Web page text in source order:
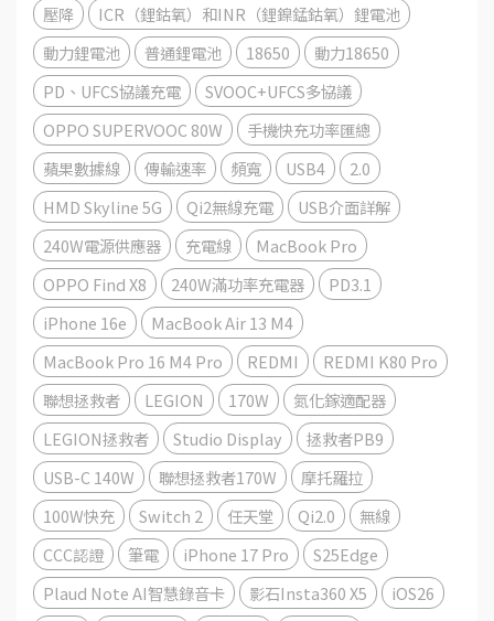
壓降
ICR（鋰鈷氧）和INR（鋰鎳錳鈷氧）鋰電池
動力鋰電池
普通鋰電池 18650
動力18650
PD、UFCS協議充電
SVOOC+UFCS多協議
OPPO SUPERVOOC 80W
手機快充功率匯總
蘋果數據線
傳輸速率 頻寬 USB4
2.0
HMD Skyline 5G
Qi2無線充電
USB介面詳解
240W電源供應器
充電線
MacBook Pro
OPPO Find X8
240W滿功率充電器
PD3.1
iPhone 16e
MacBook Air 13 M4
MacBook Pro 16 M4 Pro
REDMI
REDMI K80 Pro
聯想拯救者
LEGION 170W
氮化鎵適配器
LEGION拯救者
Studio Display
拯救者PB9
USB-C 140W
聯想拯救者170W
摩托羅拉
100W快充
Switch 2 任天堂 Qi2.0
無線
CCC認證
筆電 iPhone 17 Pro
S25Edge
Plaud Note AI智慧錄音卡
影石Insta360 X5
iOS26